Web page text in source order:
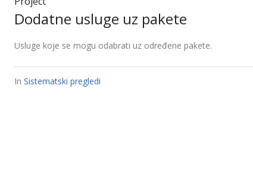
Dodatne usluge uz pakete
Usluge koje se mogu odabrati uz određene pakete.
In Sistematski pregledi